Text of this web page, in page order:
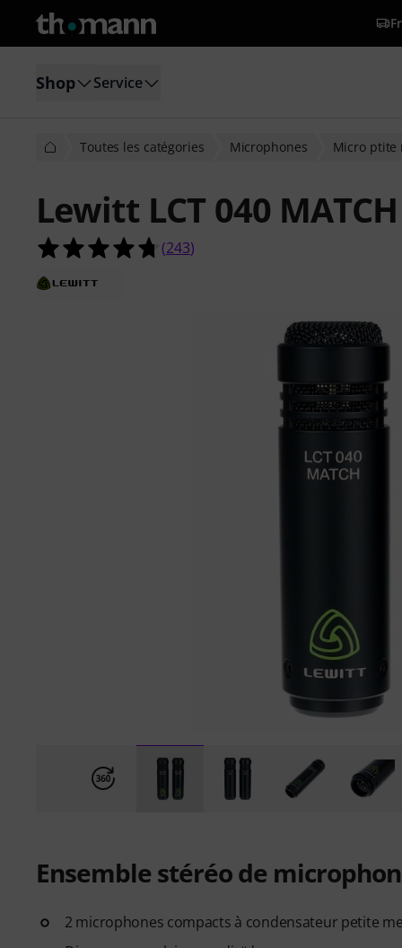
Shop Service
Toutes les catégories Microphones Micro ptite
Lewitt LCT 040
4.7 étoiles sur 5 d'après 243
(243)
Ensemble stéréo de
2 microphones compacts à condensateur petite